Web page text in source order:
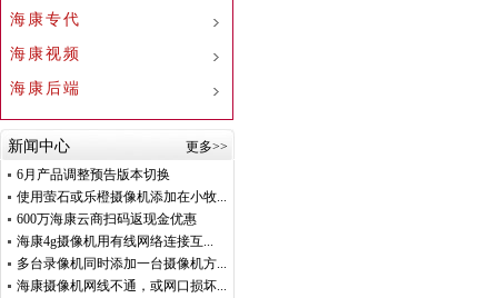
海康专代
海康视频
海康后端
新闻中心
更多>>
6月产品调整预告版本切换
使用萤石或乐橙摄像机添加在小牧...
600万海康云商扫码返现金优惠
海康4g摄像机用有线网络连接互...
多台录像机同时添加一台摄像机方...
海康摄像机网线不通，或网口损坏...